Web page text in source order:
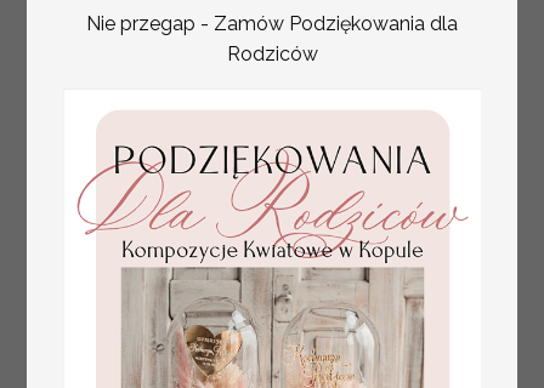
numerki na stół weselny
z tłoczonymi kwiatami,
Promocja:
Nie przegap - Zamów Podziękowania dla
Rodziców